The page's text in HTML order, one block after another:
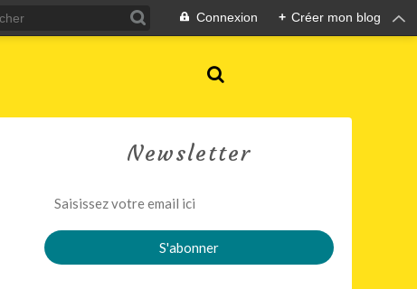
Connexion + Créer mon blog
Newsletter